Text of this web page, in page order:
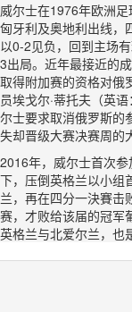
威尔士在1976年欧洲
匈牙利及奥地利出线，
以0-2见负，回到主场
3出局。近年最接近的
取得附加赛的资格对俄
员埃戈尔·蒂托夫（英
尔士要求取消俄罗斯的
失却晋级大赛决赛周的
2016年，威尔士首次
下，压倒英格兰以小组
兰，再在四分一決賽击
赛，才败给该届的冠军
英格兰与北爱尔兰，也